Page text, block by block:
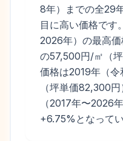
8年）までの全29
目に高い価格です
2026年）の最高価
の57,500円/㎡（
価格は2019年（
（坪単価82,300
（2017年〜2026
+6.75%となってい